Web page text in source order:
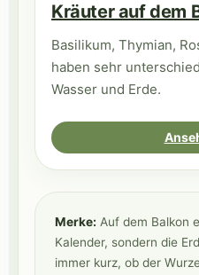
Kräuter auf dem
Basilikum, Thymian,
haben sehr
Wasser und Erde.
Merke: Auf dem Balkon
Kalender, sondern die
immer kurz, ob der